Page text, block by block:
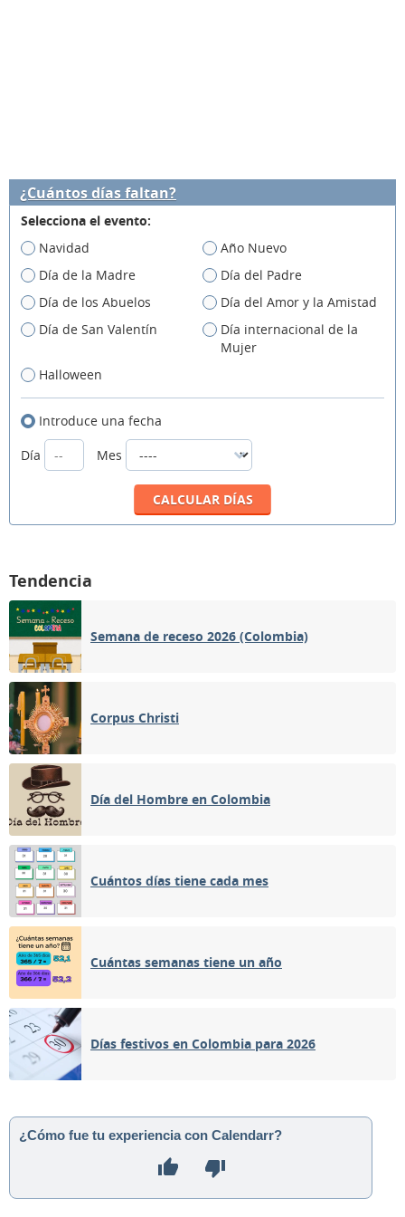
¿Cuántos días faltan?
Selecciona el evento:
Navidad
Año Nuevo
Día de la Madre
Día del Padre
Día de los Abuelos
Día del Amor y la Amistad
Día de San Valentín
Día internacional de la
Mujer
Halloween
Introduce una fecha
Día
Mes
Tendencia
Semana de receso 2026 (Colombia)
Corpus Christi
Día del Hombre en Colombia
Cuántos días tiene cada mes
Cuántas semanas tiene un año
Días festivos en Colombia para 2026
¿Cómo fue tu experiencia con Calendarr?